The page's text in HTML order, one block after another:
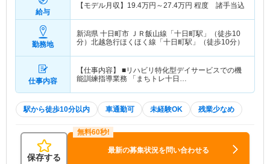
給与
【モデル月収】 19.4万円～27.4万円 程度 諸手当込
勤務地
新潟県 十日町市 ＪＲ飯山線「十日町駅」（徒歩10
分）北越急行ほくほく線「十日町駅」（徒歩10分）
仕事内容
【仕事内容】 ■リハビリ特化型デイサービスでの機
能訓練指導業務 「まちトレ十日…
駅から徒歩10分以内 車通勤可 未経験OK 残業少なめ
保存する
最新の募集状況を問い合わせる